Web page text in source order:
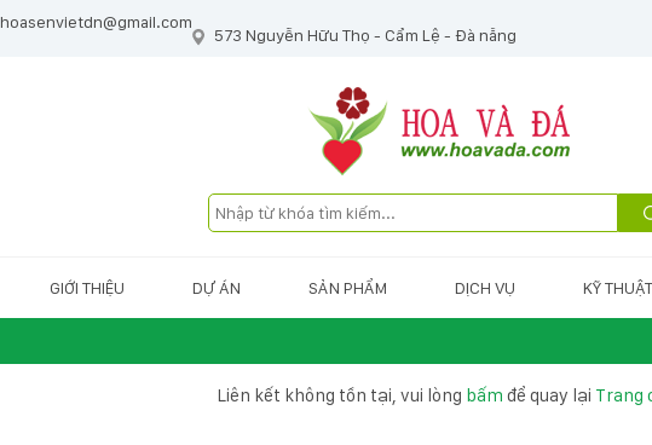
hoasenvietdn@gmail.com
573 Nguyễn Hữu Thọ - Cẩm Lệ - Đà nẵng
GIỚI THIỆU DỰ ÁN SẢN PHẨM DỊCH VỤ KỸ
Liên kết không tồn tại, vui lòng bấm để quay lại Trang